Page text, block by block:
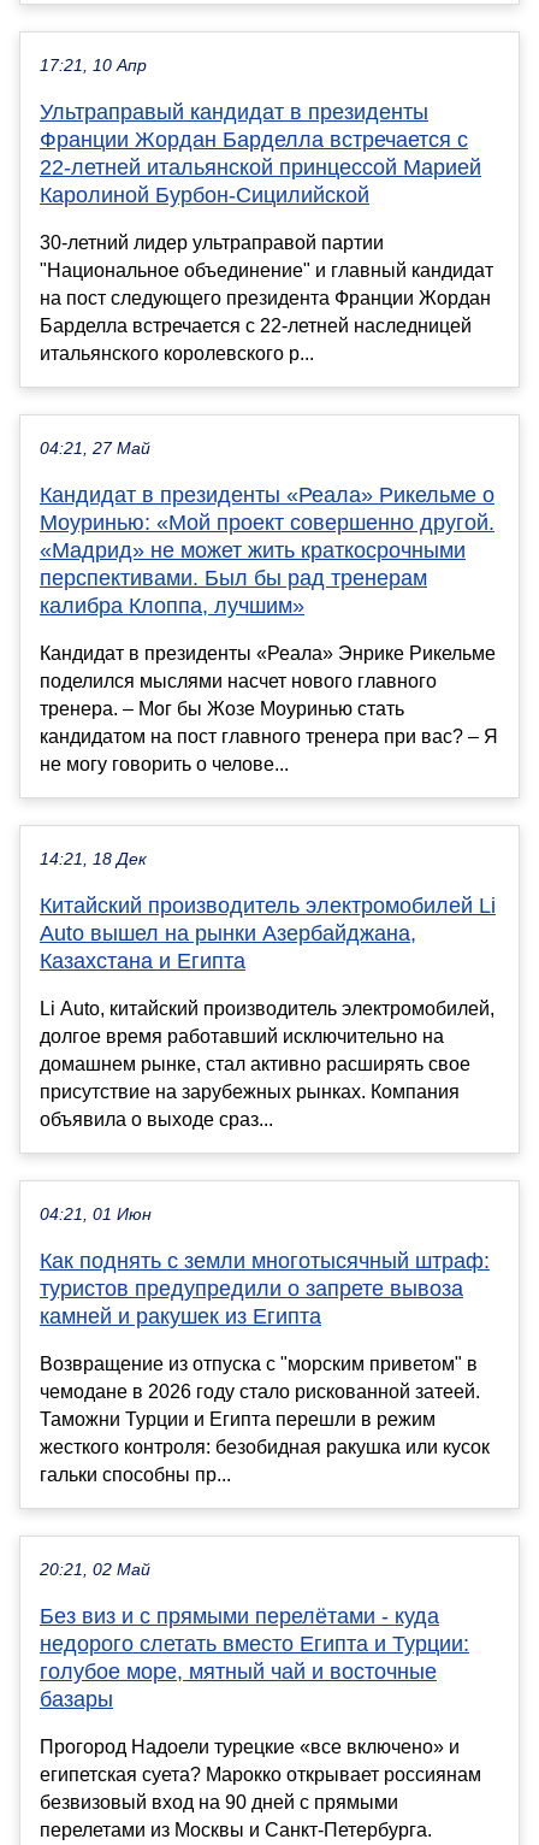
17:21, 10 Апр
Ультраправый кандидат в президенты
Франции Жордан Барделла встречается с
22-летней итальянской принцессой Марией
Каролиной Бурбон-Сицилийской
30-летний лидер ультраправой партии
"Национальное объединение" и главный кандидат
на пост следующего президента Франции Жордан
Барделла встречается с 22-летней наследницей
итальянского королевского р...
04:21, 27 Май
Кандидат в президенты «Реала» Рикельме о
Моуринью: «Мой проект совершенно другой.
«Мадрид» не может жить краткосрочными
перспективами. Был бы рад тренерам
калибра Клоппа, лучшим»
Кандидат в президенты «Реала» Энрике Рикельме
поделился мыслями насчет нового главного
тренера. – Мог бы Жозе Моуринью стать
кандидатом на пост главного тренера при вас? – Я
не могу говорить о челове...
14:21, 18 Дек
Китайский производитель электромобилей Li
Auto вышел на рынки Азербайджана,
Казахстана и Египта
Li Auto, китайский производитель электромобилей,
долгое время работавший исключительно на
домашнем рынке, стал активно расширять свое
присутствие на зарубежных рынках. Компания
объявила о выходе сраз...
04:21, 01 Июн
Как поднять с земли многотысячный штраф:
туристов предупредили о запрете вывоза
камней и ракушек из Египта
Возвращение из отпуска с "морским приветом" в
чемодане в 2026 году стало рискованной затеей.
Таможни Турции и Египта перешли в режим
жесткого контроля: безобидная ракушка или кусок
гальки способны пр...
20:21, 02 Май
Без виз и с прямыми перелётами - куда
недорого слетать вместо Египта и Турции:
голубое море, мятный чай и восточные
базары
Прогород Надоели турецкие «все включено» и
египетская суета? Марокко открывает россиянам
безвизовый вход на 90 дней с прямыми
перелетами из Москвы и Санкт-Петербурга.